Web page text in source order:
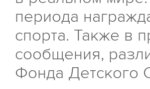
периода
спорта. Также в
сообщения,
Фонда Детского